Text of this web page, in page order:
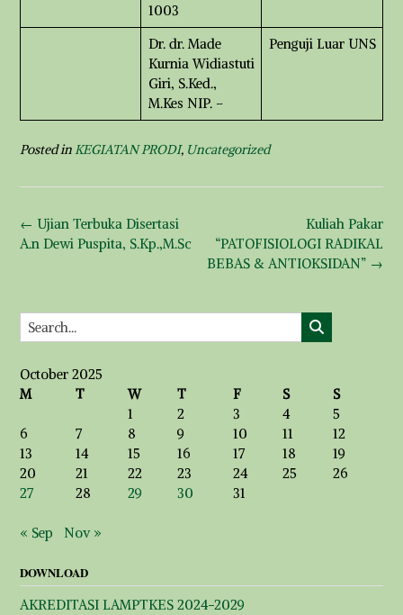
1003
Dr. dr. Made
Kurnia Widiastuti
Giri, S.Ked.,
M.Kes NIP. –
Penguji Luar UNS
Posted inKEGIATAN PRODI, Uncategorized
Post
navigation
Kuliah Pakar
“PATOFISIOLOGI RADIKAL
BEBAS & ANTIOKSIDAN” →
← Ujian Terbuka Disertasi
A.n Dewi Puspita, S.Kp.,M.Sc
October 2025
M
T W T F S
S
1
2 3 4
5
6
7 8 9 10 11
12
13
14 15 16 17 18
19
20
21 22 23 24 25
26
27
28 29 30 31
« Sep Nov »
DOWNLOAD
AKREDITASI LAMPTKES 2024-2029